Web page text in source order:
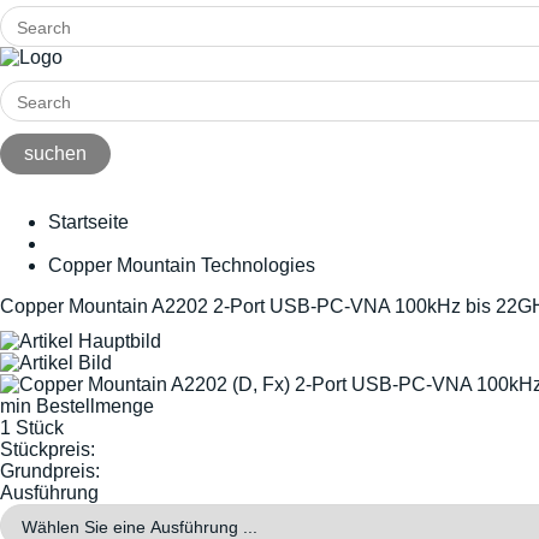
Startseite
Copper Mountain Technologies
Copper Mountain A2202 2-Port USB-PC-VNA 100kHz bis
min Bestellmenge
1 Stück
Stückpreis:
Grundpreis:
Ausführung